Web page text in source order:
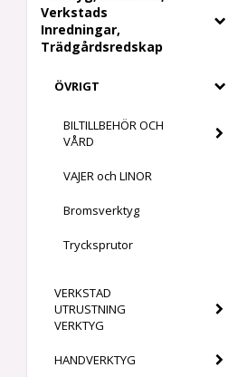
Verkstads
Inredningar,
Trädgårdsredskap
ÖVRIGT
BILTILLBEHÖR OCH
VÅRD
VAJER och LINOR
Bromsverktyg
Trycksprutor
VERKSTAD
UTRUSTNING
VERKTYG
HANDVERKTYG